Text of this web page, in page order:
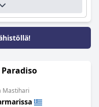
Paradiso
Mastihari